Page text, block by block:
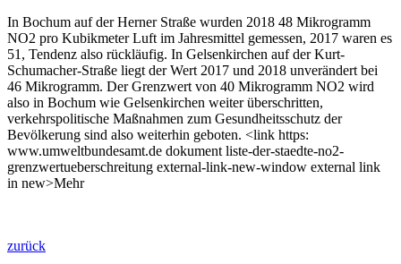
In Bochum auf der Herner Straße wurden 2018 48 Mikrogramm
NO2 pro Kubikmeter Luft im Jahresmittel gemessen, 2017 waren es
51, Tendenz also rückläufig. In Gelsenkirchen auf der Kurt-
Schumacher-Straße liegt der Wert 2017 und 2018 unverändert bei
46 Mikrogramm. Der Grenzwert von 40 Mikrogramm NO2 wird
also in Bochum wie Gelsenkirchen weiter überschritten,
verkehrspolitische Maßnahmen zum Gesundheitsschutz der
Bevölkerung sind also weiterhin geboten. <link https:
www.umweltbundesamt.de dokument liste-der-staedte-no2-
grenzwertueberschreitung external-link-new-window external link
in new>Mehr
zurück